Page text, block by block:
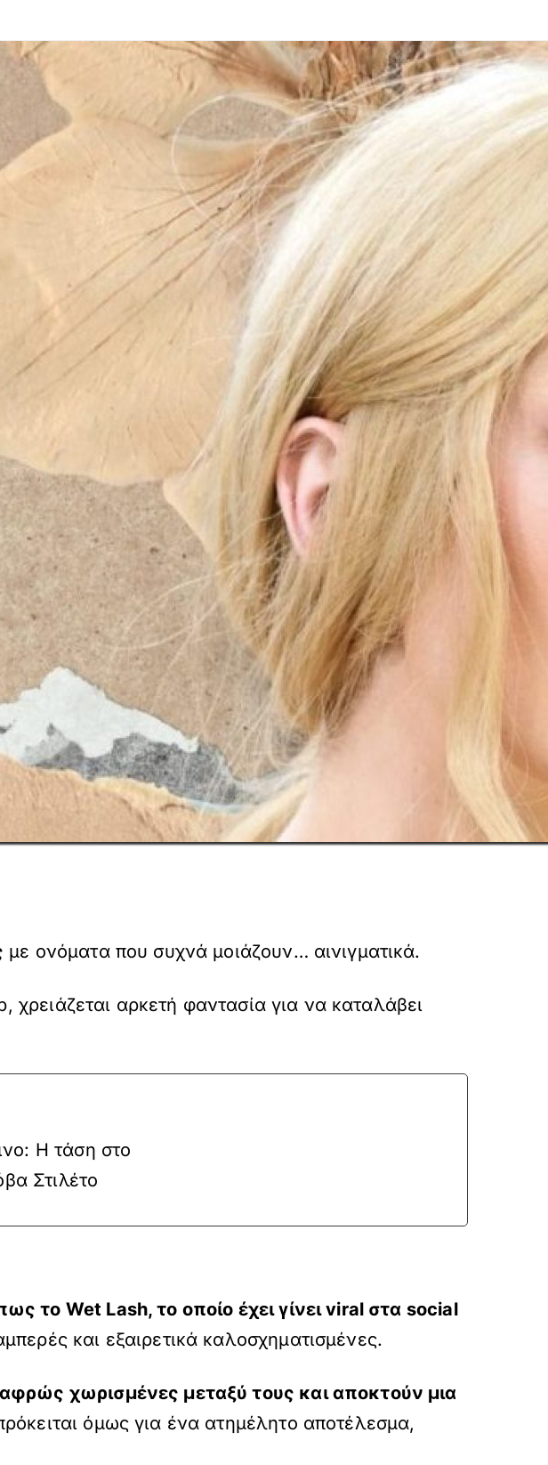
με ονόματα που συχνά μοιάζουν… αινιγματικά.
χρειάζεται αρκετή φαντασία για να καταλάβει
Η τάση στο
Στιλέτο
το Wet Lash, το οποίο έχει γίνειviral στα social
και εξαιρετικά καλοσχηματισμένες.
χωρισμένες μεταξύ τους και αποκτούν μια
όμως για ένα ατημέλητο αποτέλεσμα,